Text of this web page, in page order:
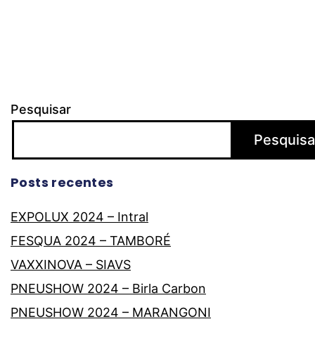
Pesquisar
Posts recentes
EXPOLUX 2024 – Intral
FESQUA 2024 – TAMBORÉ
VAXXINOVA – SIAVS
PNEUSHOW 2024 – Birla Carbon
PNEUSHOW 2024 – MARANGONI